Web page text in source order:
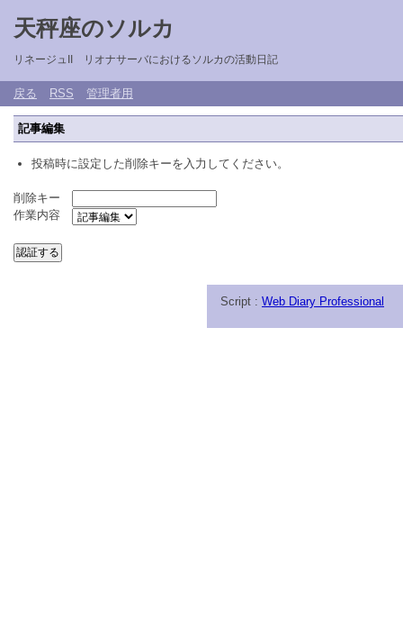
天秤座のソルカ
リネージュII リオナサーバにおけるソルカの活動日記
戻る RSS 管理者用
記事編集
投稿時に設定した削除キーを入力してください。
削除キー
作業内容
Script : Web Diary Professional